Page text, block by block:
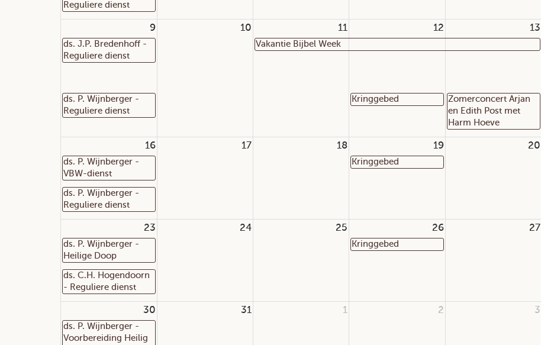
Reguliere dienst
9 10 11 12 13
ds. J.P. Bredenhoff -
Reguliere dienst
Vakantie Bijbel Week
ds. P. Wijnberger -
Reguliere dienst
Kringgebed
Zomerconcert Arjan
en Edith Post met
Harm Hoeve
16 17 18 19 20
ds. P. Wijnberger -
VBW-dienst
Kringgebed
ds. P. Wijnberger -
Reguliere dienst
23 24 25 26 27
ds. P. Wijnberger -
Heilige Doop
Kringgebed
ds. C.H. Hogendoorn
- Reguliere dienst
30 31 1 2 3
ds. P. Wijnberger -
Voorbereiding Heilig